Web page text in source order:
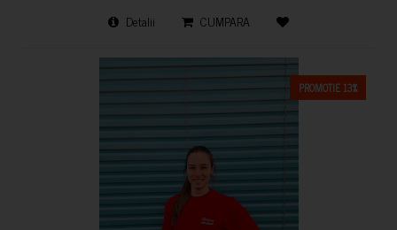
Detalii CUMPARA
PROMOTIE 13%